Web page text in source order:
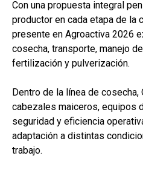
b
o
o
s
A
p
p
dI
n
p
Con una propuesta integral
productor en cada etapa de la
presente en Agroactiva 2026
cosecha, transporte, manejo
fertilización y pulverización.
Dentro de la línea de cosecha,
cabezales maiceros, equipos
seguridad y eficiencia
adaptación a distintas
trabajo.